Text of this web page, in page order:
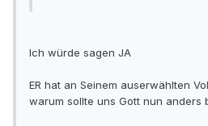
Ich würde sagen JA
ER hat an Seinem auserwählten
warum sollte uns Gott nun anders